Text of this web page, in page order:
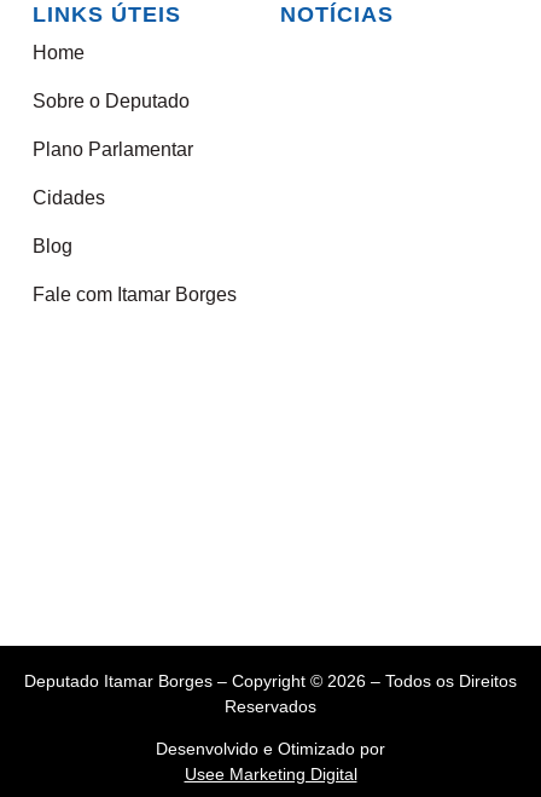
LINKS ÚTEIS
Home
Sobre o Deputado
Plano Parlamentar
Cidades
Blog
Fale com Itamar Borges
NOTÍCIAS
Deputado Itamar Borges – Copyright © 2026 – Todos os Direitos
Reservados
Desenvolvido e Otimizado por
Usee Marketing Digital